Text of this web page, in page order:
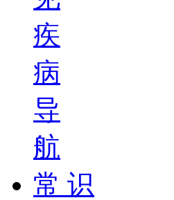
疾
病
导
航
常 识